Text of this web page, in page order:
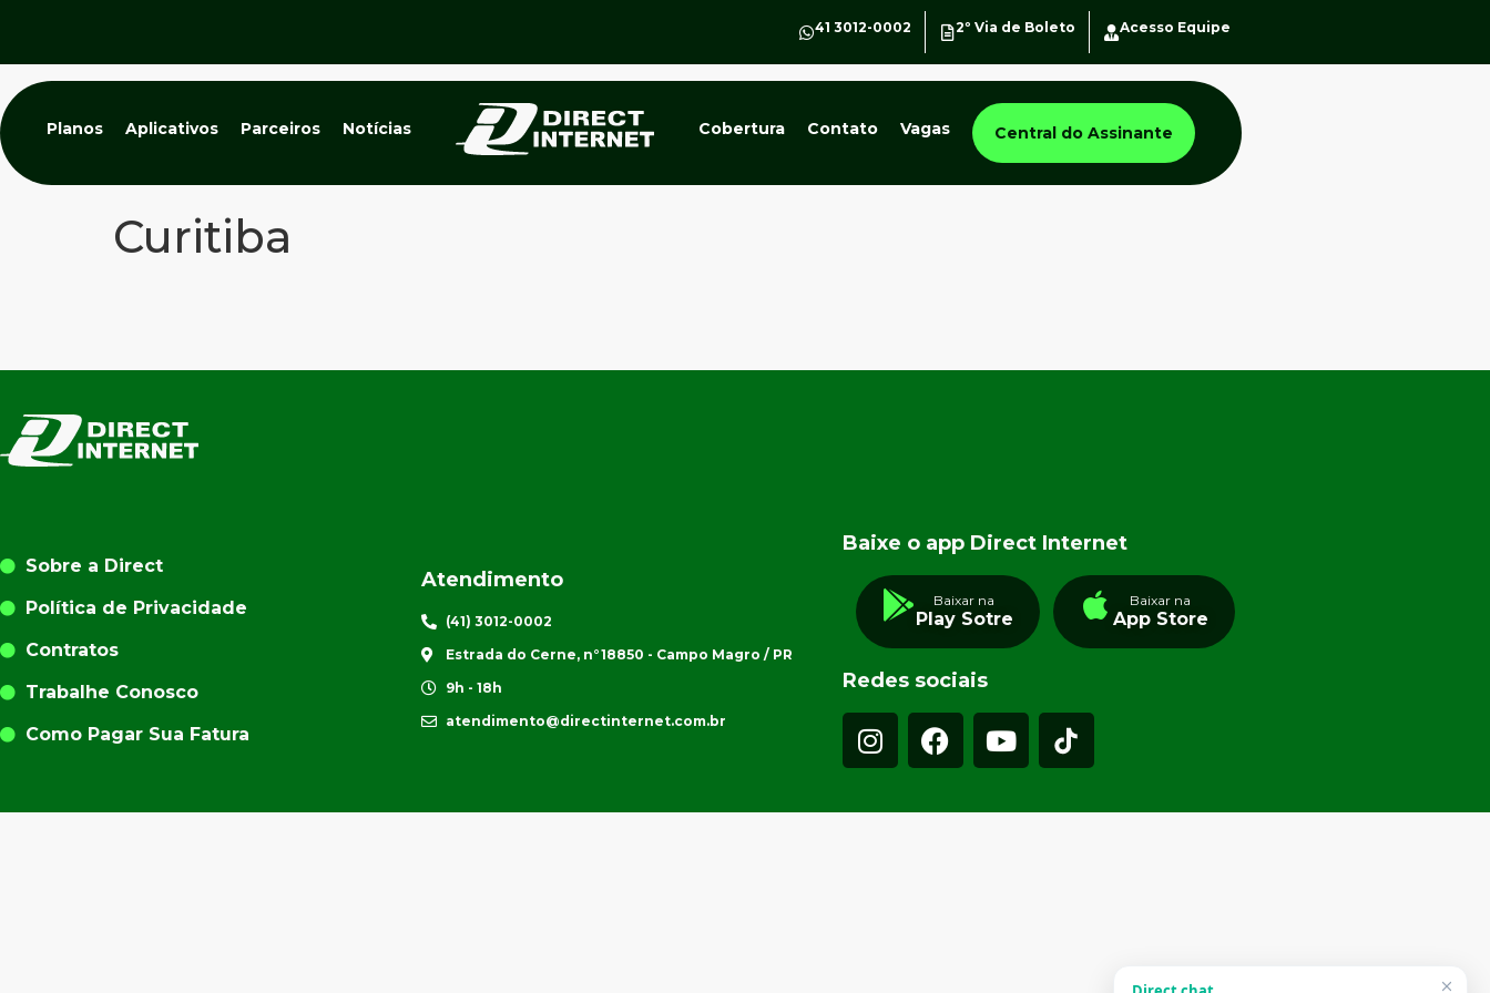
41 3012-0002 2º Via de Boleto Acesso Equipe
Planos Aplicativos Parceiros Notícias Cobertura Contato Vagas Central do Assinante
Curitiba
Sobre a Direct
Política de Privacidade
Contratos
Trabalhe Conosco
Como Pagar Sua Fatura
Atendimento
(41) 3012-0002
Estrada do Cerne, n°18850 - Campo Magro / PR
9h - 18h
atendimento@directinternet.com.br
Baixe o app Direct Internet
Baixar na
Play Sotre
Baixar na
App Store
Redes sociais